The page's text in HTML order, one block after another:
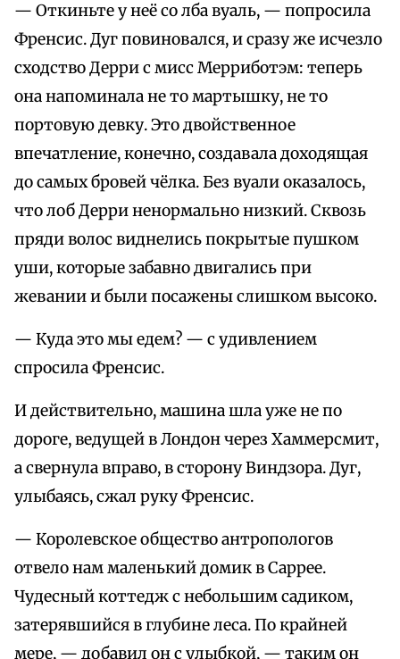
— Откиньте у неё со лба вуаль, — попросила
Френсис. Дуг повиновался, и сразу же исчезло
сходство Дерри с мисс Мерриботэм: теперь
она напоминала не то мартышку, не то
портовую девку. Это двойственное
впечатление, конечно, создавала доходящая
до самых бровей чёлка. Без вуали оказалось,
что лоб Дерри ненормально низкий. Сквозь
пряди волос виднелись покрытые пушком
уши, которые забавно двигались при
жевании и были посажены слишком высоко.
— Куда это мы едем? — с удивлением
спросила Френсис.
И действительно, машина шла уже не по
дороге, ведущей в Лондон через Хаммерсмит,
а свернула вправо, в сторону Виндзора. Дуг,
улыбаясь, сжал руку Френсис.
— Королевское общество антропологов
отвело нам маленький домик в Саррее.
Чудесный коттедж с небольшим садиком,
затерявшийся в глубине леса. По крайней
мере, — добавил он с улыбкой, — таким он